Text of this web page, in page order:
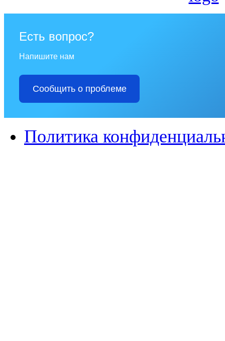
Есть вопрос?
Напишите нам
Сообщить о проблеме
Политика